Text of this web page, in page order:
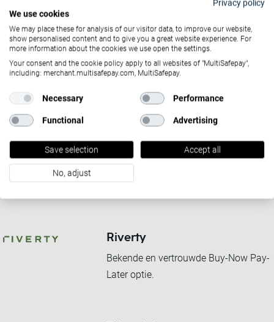
Bankoverschrijving
De Europese standaard voor
bankoverschrijvingen.
Eén van de meest populaire direct
Riverty
Bekende en vertrouwde Buy-Now Pay-
Later optie.
Privacy policy
We use cookies
We may place these for analysis of our visitor data, to improve our website,
show personalised content and to give you a great website experience. For
more information about the cookies we use open the settings.
Your consent and the cookie policy apply to all websites of "MultiSafepay",
including: merchant.multisafepay.com, MultiSafepay.
Necessary Performance
Functional Advertising
Save selection Accept all
No, adjust